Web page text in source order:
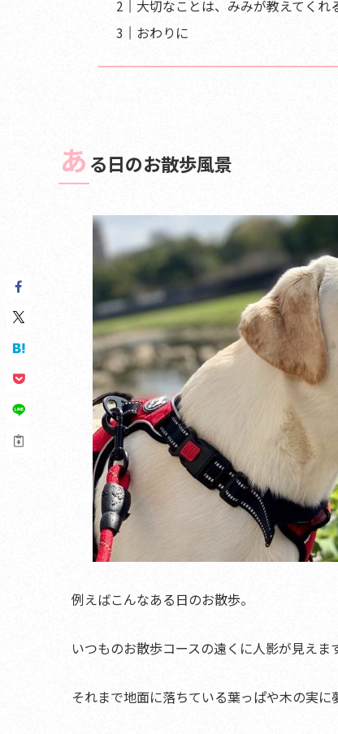
大切なことは、みみが教えてくれ
おわりに
あ る日のお散歩風景
例えばこんなある日のお散歩。
いつものお散歩コースの遠くに人影が見えます
それまで地面に落ちている葉っぱや木の実に